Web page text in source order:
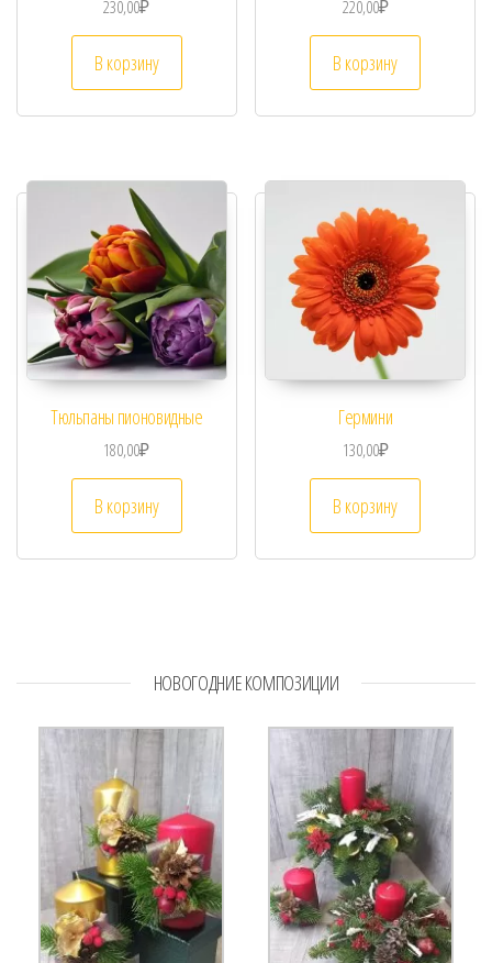
230,00₽
В корзину
220,00₽
В корзину
Тюльпаны пионовидные
180,00₽
В корзину
Гермини
130,00₽
В корзину
НОВОГОДНИЕ КОМПОЗИЦИИ